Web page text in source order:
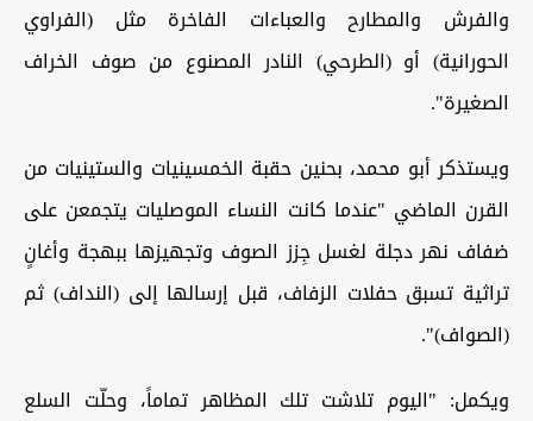
والفرش والمطارح والعباءات الفاخرة مثل (الفراوي
الحورانية) أو (الطرحي) النادر المصنوع من صوف الخراف
الصغيرة".
ويستذكر أبو محمد، بحنين حقبة الخمسينيات والستينيات من
القرن الماضي "عندما كانت النساء الموصليات يتجمعن على
ضفاف نهر دجلة لغسل جِزز الصوف وتجهيزها ببهجة وأغانٍ
تراثية تسبق حفلات الزفاف، قبل إرسالها إلى (النداف) ثم
(الصواف)".
ويكمل: "اليوم تلاشت تلك المظاهر تماماً، وحلّت السلع